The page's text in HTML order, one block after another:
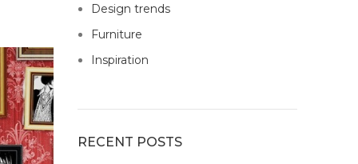
Design trends
Furniture
Inspiration
RECENT POSTS